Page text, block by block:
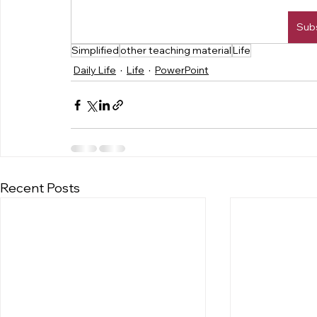
Simplifiedother teaching materialLife
Daily Life
Life PowerPoint
Recent Posts